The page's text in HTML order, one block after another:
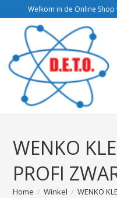
Welkom in de Online
WENKO
PROFI
Home / Winkel / WENKO